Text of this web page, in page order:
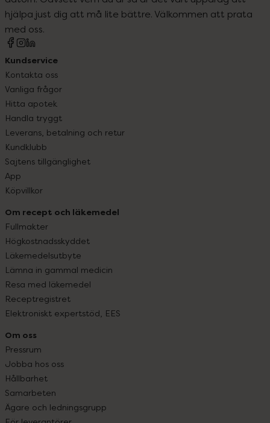
hjälpa just dig att må lite bättre. Välkommen att prata
med oss.
Kundservice
Kontakta oss
Vanliga frågor
Hitta apotek
Handla tryggt
Leverans, betalning och retur
Kundklubb
Sajtens tillgänglighet
App
Köpvillkor
Om recept och läkemedel
Fullmakter
Högkostnadsskyddet
Läkemedelsutbyte
Lämna in gammal medicin
Resa med läkemedel
Receptregistret
Elektroniskt expertstöd, EES
Om oss
Pressrum
Jobba hos oss
Hållbarhet
Samarbeten
Ägare och ledningsgrupp